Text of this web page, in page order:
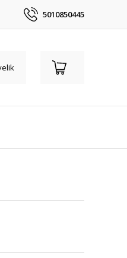
5010850445